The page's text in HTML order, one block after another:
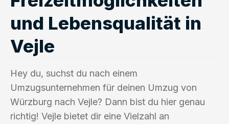
und Lebensqualität in
Vejle
Hey du, suchst du nach einem
Umzugsunternehmen für deinen Umzug von
Würzburg nach Vejle? Dann bist du hier genau
richtig! Vejle bietet dir eine Vielzahl an